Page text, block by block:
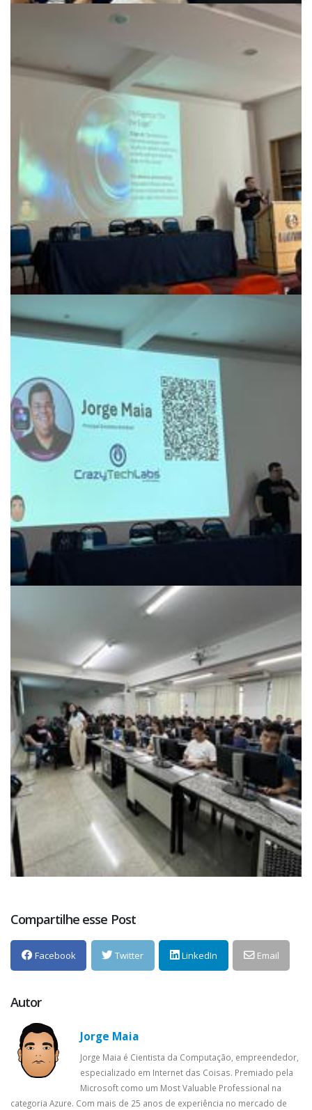
Compartilhe esse Post
Facebook Twitter LinkedIn Email
Autor
Jorge Maia
Jorge Maia é Cientista da Computação, empreendedor,
especializado em Internet das Coisas. Premiado pela
Microsoft como um Most Valuable Professional na
categoria Azure. Com mais de 25 anos de experiência no mercado de